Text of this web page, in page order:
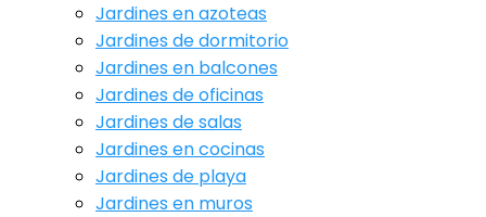
Jardines en azoteas
Jardines de dormitorio
Jardines en balcones
Jardines de oficinas
Jardines de salas
Jardines en cocinas
Jardines de playa
Jardines en muros